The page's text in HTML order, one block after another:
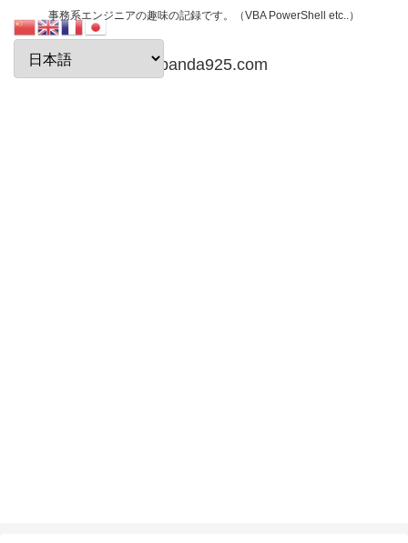
事務系エンジニアの趣味の記録です。（VBA PowerShell etc..）
papanda925.com